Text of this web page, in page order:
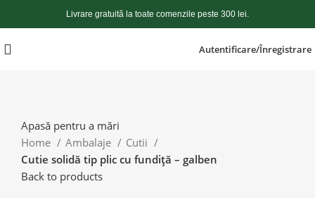
Livrare gratuită la toate comenzile peste 300 lei.
Autentificare/Înregistrare
Apasă pentru a mări
Home
Ambalaje
Cutii
Cutie solidă tip plic cu fundiță – galben
Back to products